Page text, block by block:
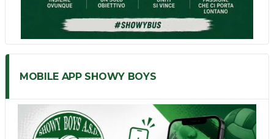
MOBILE APP SHOWY BOYS